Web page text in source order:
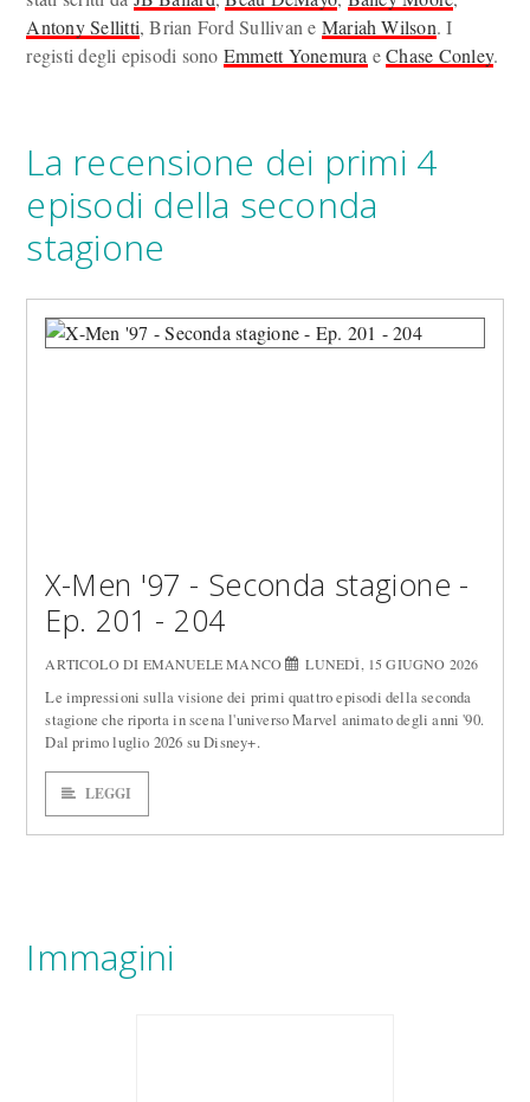
Antony Sellitti, Brian Ford Sullivan e Mariah Wilson. I
registi degli episodi sono Emmett Yonemura eChase Conley.
La recensione dei primi 4
episodi della seconda
stagione
X-Men '97 - Seconda stagione -
Ep. 201 - 204
ARTICOLO DI EMANUELE MANCO LUNEDÌ, 15 GIUGNO 2026
Le impressioni sulla visione dei primi quattro episodi della seconda
stagione che riporta in scena l'universo Marvel animato degli anni '90.
Dal primo luglio 2026 su Disney+.
LEGGI
Immagini